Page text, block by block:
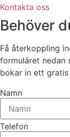
Kontakta oss
Behöver
Få återkoppling
formuläret nedan
bokar in ett gratis
Namn
Telefon